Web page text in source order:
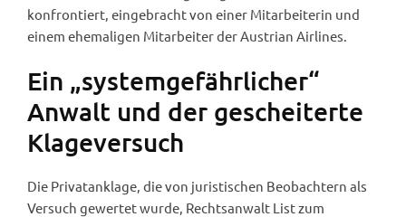
konfrontiert, eingebracht von einer Mitarbeiterin und
einem ehemaligen Mitarbeiter der Austrian Airlines.
Ein „systemgefährlicher“
Anwalt und der gescheiterte
Klageversuch
Die Privatanklage, die von juristischen Beobachtern als
Versuch gewertet wurde, Rechtsanwalt List zum